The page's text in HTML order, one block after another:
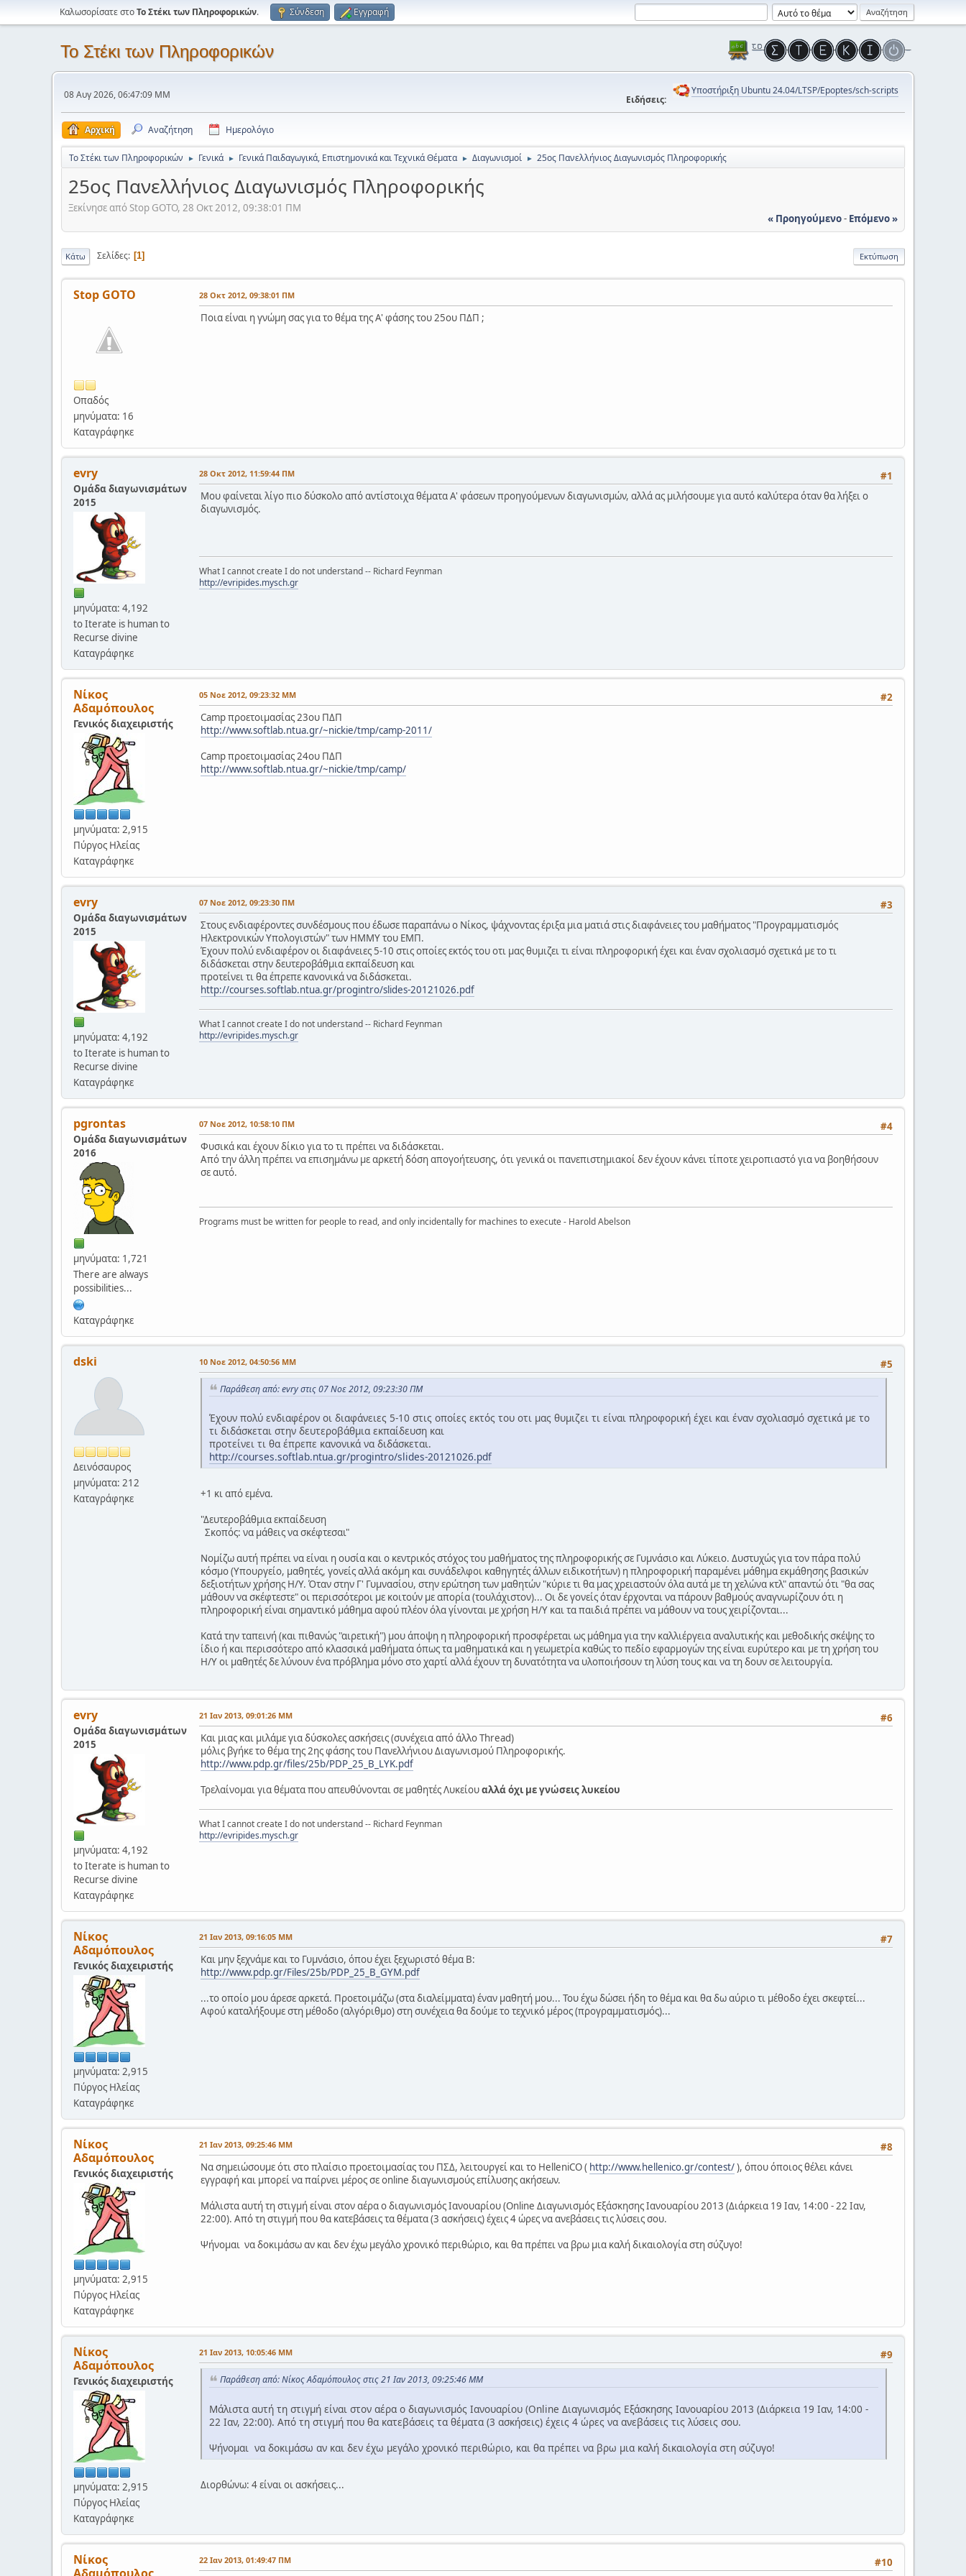
Καλωσορίσατε στοΤο Στέκι των Πληροφορικών. Σύνδεση Εγγραφή
Το Στέκι των Πληροφορικών
08 Αυγ 2026, 06:47:09 ΜΜ Ειδήσεις:
Υποστήριξη Ubuntu 24.04/LTSP/Epoptes/sch-scripts
Αρχική Αναζήτηση Ημερολόγιο
Το Στέκι των Πληροφορικών ► Γενικά ► Γενικά Παιδαγωγικά, Επιστημονικά και Τεχνικά Θέματα ► Διαγωνισμοί ► 25ος Πανελλήνιος Διαγωνισμός Πληροφορικής
25ος Πανελλήνιος Διαγωνισμός Πληροφορικής
Ξεκίνησε από Stop GOTO, 28 Οκτ 2012, 09:38:01 ΠΜ
« Προηγούμενο- Επόμενο »
Εκτύπωση
Κάτω Σελίδες 1
Stop GOTO
Οπαδός
μηνύματα: 16
Καταγράφηκε
28 Οκτ 2012, 09:38:01 ΠΜ
Ποια είναι η γνώμη σας για το θέμα της Α' φάσης του 25ου ΠΔΠ ;
evry
Ομάδα διαγωνισμάτων
2015
μηνύματα: 4,192
to Iterate is human to
Recurse divine
Καταγράφηκε
#1
28 Οκτ 2012, 11:59:44 ΠΜ
Μου φαίνεται λίγο πιο δύσκολο από αντίστοιχα θέματα Α' φάσεων προηγούμενων διαγωνισμών, αλλά ας μιλήσουμε για αυτό καλύτερα όταν θα λήξει ο
διαγωνισμός.
What I cannot create I do not understand -- Richard Feynman
http://evripides.mysch.gr
Νίκος
Αδαμόπουλος
Γενικός διαχειριστής
μηνύματα: 2,915
Πύργος Ηλείας
Καταγράφηκε
#2
05 Νοε 2012, 09:23:32 ΜΜ
Camp προετοιμασίας 23ου ΠΔΠ
http://www.softlab.ntua.gr/~nickie/tmp/camp-2011/
Camp προετοιμασίας 24ου ΠΔΠ
http://www.softlab.ntua.gr/~nickie/tmp/camp/
evry
Ομάδα διαγωνισμάτων
2015
μηνύματα: 4,192
to Iterate is human to
Recurse divine
Καταγράφηκε
#3
07 Νοε 2012, 09:23:30 ΠΜ
Στους ενδιαφέροντες συνδέσμους που έδωσε παραπάνω ο Νίκος, ψάχνοντας έριξα μια ματιά στις διαφάνειες του μαθήματος "Προγραμματισμός
Ηλεκτρονικών Υπολογιστών" των ΗΜΜΥ του ΕΜΠ.
Έχουν πολύ ενδιαφέρον οι διαφάνειες 5-10 στις οποίες εκτός του οτι μας θυμιζει τι είναι πληροφορική έχει και έναν σχολιασμό σχετικά με το τι
διδάσκεται στην δευτεροβάθμια εκπαίδευση και
προτείνει τι θα έπρεπε κανονικά να διδάσκεται.
http://courses.softlab.ntua.gr/progintro/slides-20121026.pdf
What I cannot create I do not understand -- Richard Feynman
http://evripides.mysch.gr
pgrontas
Ομάδα διαγωνισμάτων
2016
μηνύματα: 1,721
There are always
possibilities...
Καταγράφηκε
#4
07 Νοε 2012, 10:58:10 ΠΜ
Φυσικά και έχουν δίκιο για το τι πρέπει να διδάσκεται.
Από την άλλη πρέπει να επισημάνω με αρκετή δόση απογοήτευσης, ότι γενικά οι πανεπιστημιακοί δεν έχουν κάνει τίποτε χειροπιαστό για να βοηθήσουν
σε αυτό.
Programs must be written for people to read, and only incidentally for machines to execute - Harold Abelson
dski
Δεινόσαυρος
μηνύματα: 212
Καταγράφηκε
#5
10 Νοε 2012, 04:50:56 ΜΜ
Παράθεση από: evry στις 07 Νοε 2012, 09:23:30 ΠΜ
Έχουν πολύ ενδιαφέρον οι διαφάνειες 5-10 στις οποίες εκτός του οτι μας θυμιζει τι είναι πληροφορική έχει και έναν σχολιασμό σχετικά με το
τι διδάσκεται στην δευτεροβάθμια εκπαίδευση και
προτείνει τι θα έπρεπε κανονικά να διδάσκεται.
http://courses.softlab.ntua.gr/progintro/slides-20121026.pdf
+1 κι από εμένα.
"Δευτεροβάθμια εκπαίδευση
Σκοπός: να μάθεις να σκέφτεσαι"
Νομίζω αυτή πρέπει να είναι η ουσία και ο κεντρικός στόχος του μαθήματος της πληροφορικής σε Γυμνάσιο και Λύκειο. Δυστυχώς για τον πάρα πολύ
κόσμο (Υπουργείο, μαθητές, γονείς αλλά ακόμη και συνάδελφοι καθηγητές άλλων ειδικοτήτων) η πληροφορική παραμένει μάθημα εκμάθησης βασικών
δεξιοτήτων χρήσης Η/Υ. Όταν στην Γ' Γυμνασίου, στην ερώτηση των μαθητών "κύριε τι θα μας χρειαστούν όλα αυτά με τη χελώνα κτλ" απαντώ ότι "θα σας
μάθουν να σκέφτεστε" οι περισσότεροι με κοιτούν με απορία (τουλάχιστον)... Οι δε γονείς όταν έρχονται να πάρουν βαθμούς αναγνωρίζουν ότι η
πληροφορική είναι σημαντικό μάθημα αφού πλέον όλα γίνονται με χρήση Η/Υ και τα παιδιά πρέπει να μάθουν να τους χειρίζονται...
Κατά την ταπεινή (και πιθανώς "αιρετική") μου άποψη η πληροφορική προσφέρεται ως μάθημα για την καλλιέργεια αναλυτικής και μεθοδικής σκέψης το
ίδιο ή και περισσότερο από κλασσικά μαθήματα όπως τα μαθηματικά και η γεωμετρία καθώς το πεδίο εφαρμογών της είναι ευρύτερο και με τη χρήση του
Η/Υ οι μαθητές δε λύνουν ένα πρόβλημα μόνο στο χαρτί αλλά έχουν τη δυνατότητα να υλοποιήσουν τη λύση τους και να τη δουν σε λειτουργία.
evry
Ομάδα διαγωνισμάτων
2015
μηνύματα: 4,192
to Iterate is human to
Recurse divine
Καταγράφηκε
#6
21 Ιαν 2013, 09:01:26 ΜΜ
Και μιας και μιλάμε για δύσκολες ασκήσεις (συνέχεια από άλλο Thread)
μόλις βγήκε το θέμα της 2ης φάσης του Πανελλήνιου Διαγωνισμού Πληροφορικής.
http://www.pdp.gr/files/25b/PDP_25_B_LYK.pdf
Τρελαίνομαι για θέματα που απευθύνονται σε μαθητές Λυκείουαλλά όχι με γνώσεις λυκείου
What I cannot create I do not understand -- Richard Feynman
http://evripides.mysch.gr
Νίκος
Αδαμόπουλος
Γενικός διαχειριστής
μηνύματα: 2,915
Πύργος Ηλείας
Καταγράφηκε
#7
21 Ιαν 2013, 09:16:05 ΜΜ
Και μην ξεχνάμε και το Γυμνάσιο, όπου έχει ξεχωριστό θέμα Β:
http://www.pdp.gr/Files/25b/PDP_25_B_GYM.pdf
...το οποίο μου άρεσε αρκετά. Προετοιμάζω (στα διαλείμματα) έναν μαθητή μου... Του έχω δώσει ήδη το θέμα και θα δω αύριο τι μέθοδο έχει σκεφτεί...
Αφού καταλήξουμε στη μέθοδο (αλγόριθμο) στη συνέχεια θα δούμε το τεχνικό μέρος (προγραμματισμός)...
Νίκος
Αδαμόπουλος
Γενικός διαχειριστής
μηνύματα: 2,915
Πύργος Ηλείας
Καταγράφηκε
#8
21 Ιαν 2013, 09:25:46 ΜΜ
Να σημειώσουμε ότι στο πλαίσιο προετοιμασίας του ΠΣΔ, λειτουργεί και το HelleniCO ( http://www.hellenico.gr/contest/), όπου όποιος θέλει κάνει
εγγραφή και μπορεί να παίρνει μέρος σε online διαγωνισμούς επίλυσης ακήσεων.
Μάλιστα αυτή τη στιγμή είναι στον αέρα ο διαγωνισμός Ιανουαρίου (Online Διαγωνισμός Εξάσκησης Ιανουαρίου 2013 (Διάρκεια 19 Ιαν, 14:00 - 22 Ιαν,
22:00). Από τη στιγμή που θα κατεβάσεις τα θέματα (3 ασκήσεις) έχεις 4 ώρες να ανεβάσεις τις λύσεις σου.
Ψήνομαι να δοκιμάσω αν και δεν έχω μεγάλο χρονικό περιθώριο, και θα πρέπει να βρω μια καλή δικαιολογία στη σύζυγο!
Νίκος
Αδαμόπουλος
Γενικός διαχειριστής
μηνύματα: 2,915
Πύργος Ηλείας
Καταγράφηκε
#9
21 Ιαν 2013, 10:05:46 ΜΜ
Παράθεση από: Νίκος Αδαμόπουλος στις 21 Ιαν 2013, 09:25:46 ΜΜ
Μάλιστα αυτή τη στιγμή είναι στον αέρα ο διαγωνισμός Ιανουαρίου (Online Διαγωνισμός Εξάσκησης Ιανουαρίου 2013 (Διάρκεια 19 Ιαν, 14:00 -
22 Ιαν, 22:00). Από τη στιγμή που θα κατεβάσεις τα θέματα (3 ασκήσεις) έχεις 4 ώρες να ανεβάσεις τις λύσεις σου.
Ψήνομαι να δοκιμάσω αν και δεν έχω μεγάλο χρονικό περιθώριο, και θα πρέπει να βρω μια καλή δικαιολογία στη σύζυγο!
Διορθώνω: 4 είναι οι ασκήσεις...
Νίκος
#10
22 Ιαν 2013, 01:49:47 ΠΜ